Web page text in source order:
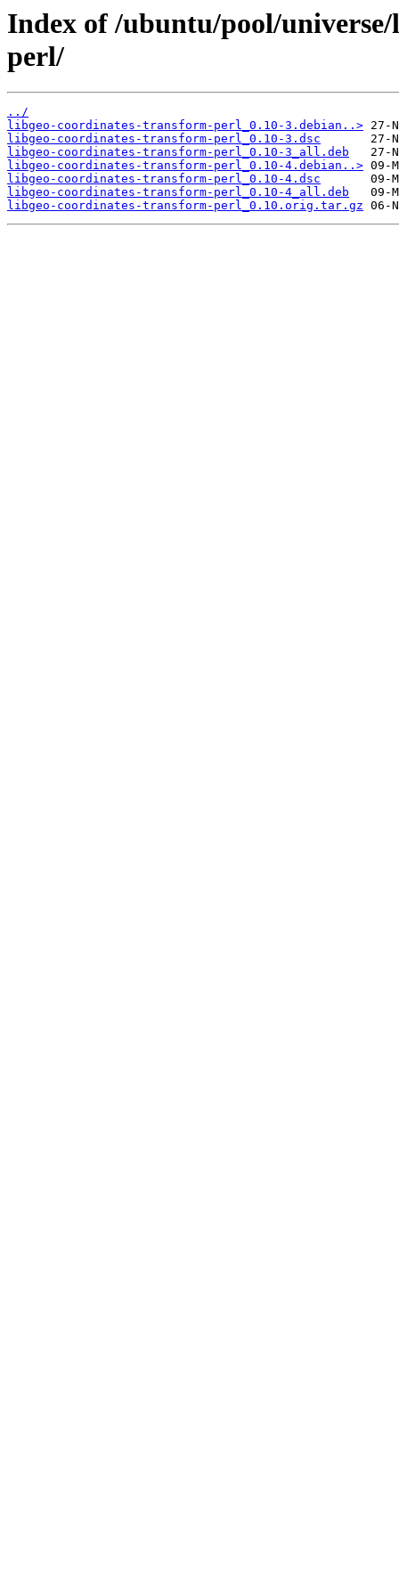
Index of /ubuntu/pool/
perl/
../
libgeo-coordinates-transform-perl_0.10-3.debian..>
libgeo-coordinates-transform-perl_0.10-3.dsc
libgeo-coordinates-transform-perl_0.10-3_all.deb
libgeo-coordinates-transform-perl_0.10-4.debian..>
libgeo-coordinates-transform-perl_0.10-4.dsc
libgeo-coordinates-transform-perl_0.10-4_all.deb
libgeo-coordinates-transform-perl_0.10.orig.tar.gz